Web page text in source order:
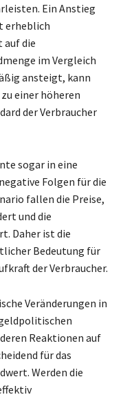
Ein Anstieg
erheblich
auf die
im Vergleich
ansteigt, kann
einer höheren
der Verbraucher
sogar in eine
Folgen für die
fallen die Preise,
und die
Daher ist die
Bedeutung für
der Verbraucher.
Veränderungen in
Reaktionen auf
für das
Werden die